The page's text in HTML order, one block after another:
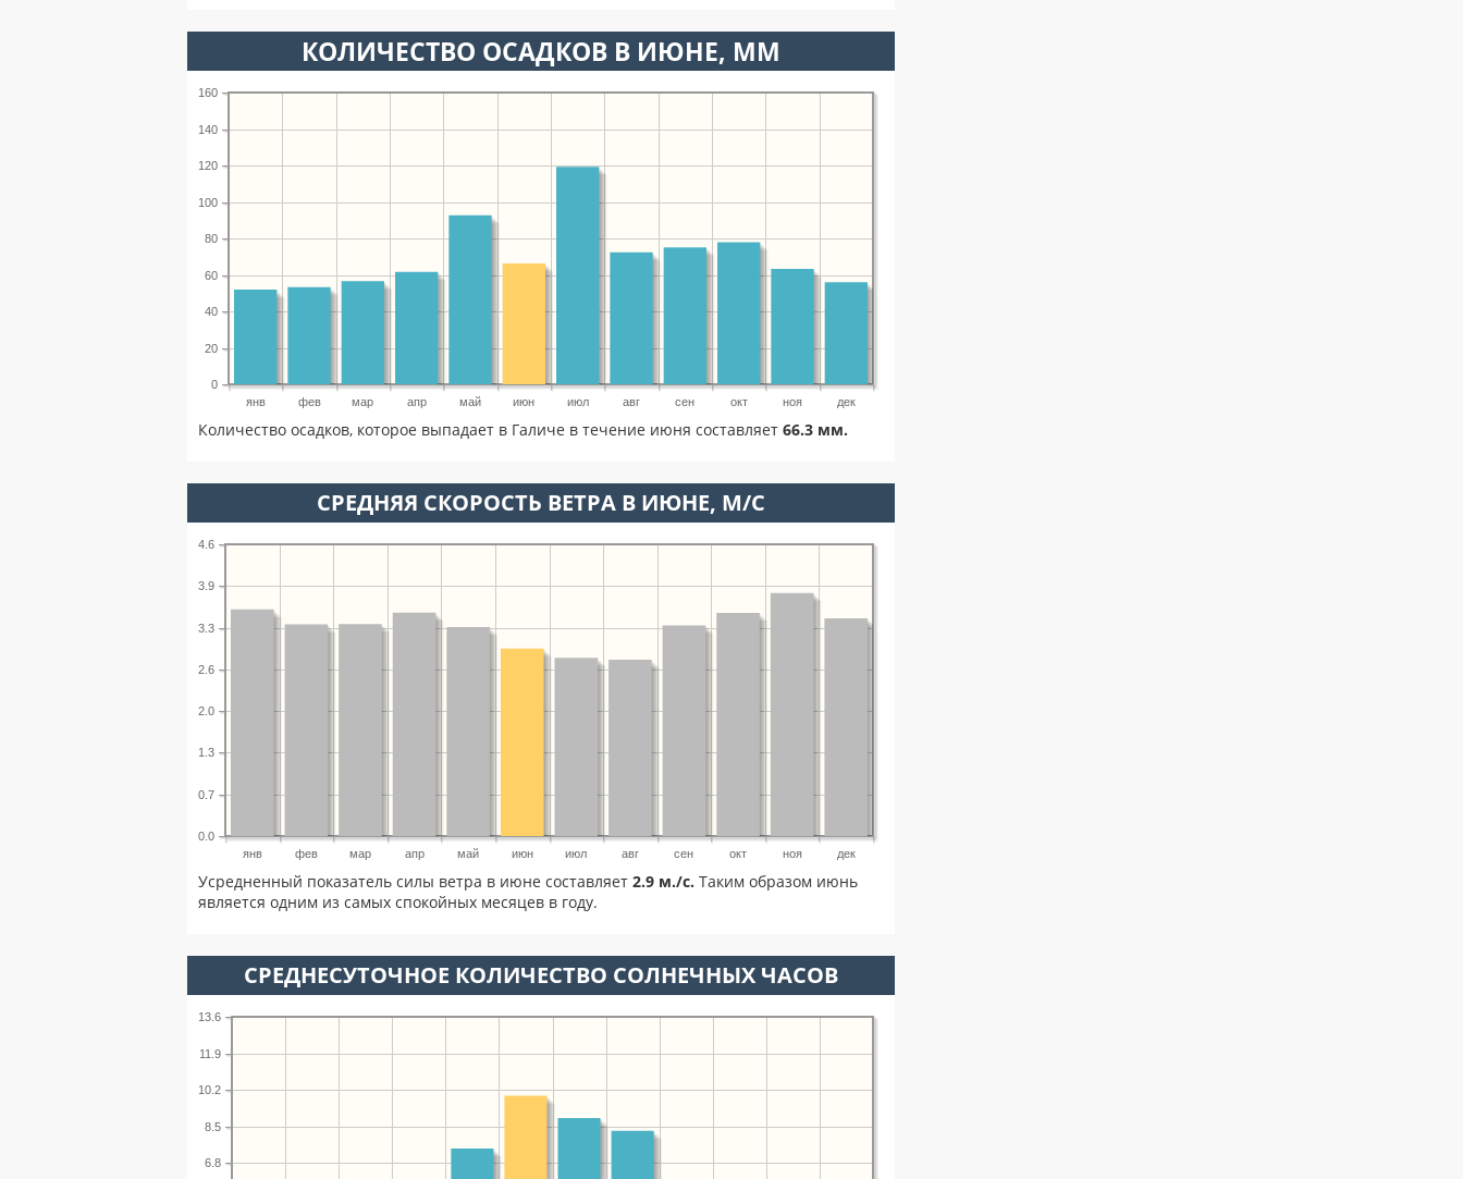
КОЛИЧЕСТВО ОСАДКОВ В ИЮНЕ, ММ
янв фев мар апр май июн июл авг сен окт ноя дек
0
20
40
60
80
100
120
140
160
Количество осадков, которое выпадает в Галиче в течение июня составляет 66.3 мм.
СРЕДНЯЯ СКОРОСТЬ ВЕТРА В ИЮНЕ, М/С
янв фев мар апр май июн июл авг сен окт ноя дек
0.0
0.7
1.3
2.0
2.6
3.3
3.9
4.6
Усредненный показатель силы ветра в июне составляет 2.9 м./с. Таким образом июнь
является одним из самых спокойных месяцев в году.
СРЕДНЕСУТОЧНОЕ КОЛИЧЕСТВО СОЛНЕЧНЫХ ЧАСОВ
6.8
8.5
10.2
11.9
13.6